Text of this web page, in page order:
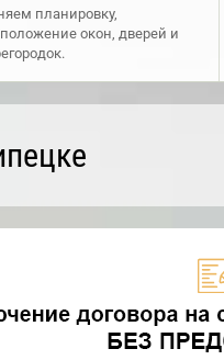
планировку,
окон, дверей и